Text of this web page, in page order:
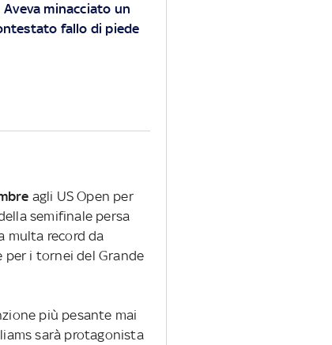
minacciato un
fallo di piede
agli US Open per
semifinale persa
multa record da
per i tornei del Grande
più pesante mai
sarà protagonista